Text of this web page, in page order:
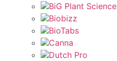
BiG Plant Science
Biobizz
BioTabs
Canna
Dutch Pro